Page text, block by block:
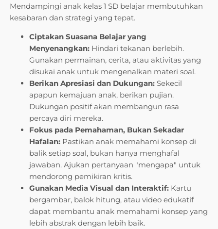
Mendampingi anak kelas 1 SD belajar membutuhkan
kesabaran dan strategi yang tepat.
Ciptakan Suasana Belajar yang
Menyenangkan: Hindari tekanan berlebih.
Gunakan permainan, cerita, atau aktivitas yang
disukai anak untuk mengenalkan materi soal.
Berikan Apresiasi dan Dukungan: Sekecil
apapun kemajuan anak, berikan pujian.
Dukungan positif akan membangun rasa
percaya diri mereka.
Fokus pada Pemahaman, Bukan Sekadar
Hafalan: Pastikan anak memahami konsep di
balik setiap soal, bukan hanya menghafal
jawaban. Ajukan pertanyaan "mengapa" untuk
mendorong pemikiran kritis.
Gunakan Media Visual dan Interaktif: Kartu
bergambar, balok hitung, atau video edukatif
dapat membantu anak memahami konsep yang
lebih abstrak dengan lebih baik.